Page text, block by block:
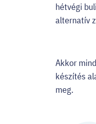
hétvégi
alternatív
Akkor
készítés
meg.